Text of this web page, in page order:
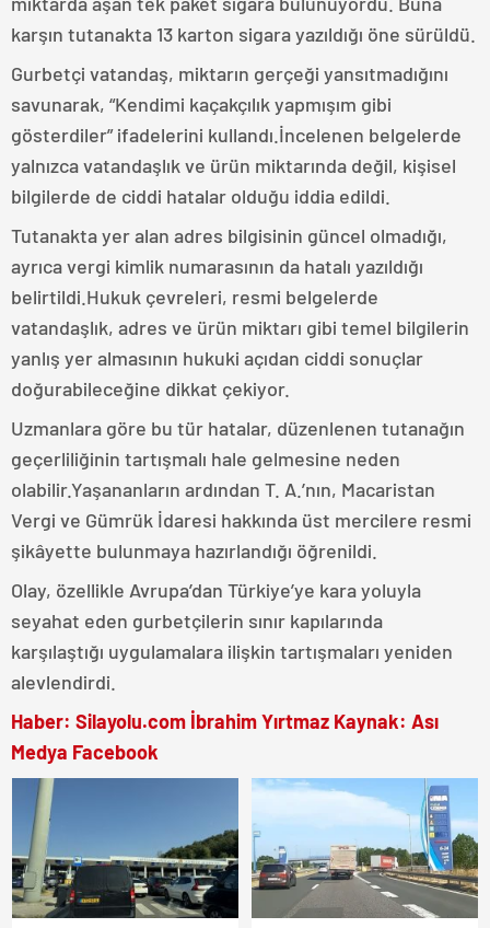
karşın tutanakta 13 karton sigara yazıldığı öne sürüldü.
Gurbetçi vatandaş, miktarın gerçeği yansıtmadığını
savunarak, “Kendimi kaçakçılık yapmışım gibi
gösterdiler” ifadelerini kullandı.İncelenen belgelerde
yalnızca vatandaşlık ve ürün miktarında değil, kişisel
bilgilerde de ciddi hatalar olduğu iddia edildi.
Tutanakta yer alan adres bilgisinin güncel olmadığı,
ayrıca vergi kimlik numarasının da hatalı yazıldığı
belirtildi.Hukuk çevreleri, resmi belgelerde
vatandaşlık, adres ve ürün miktarı gibi temel bilgilerin
yanlış yer almasının hukuki açıdan ciddi sonuçlar
doğurabileceğine dikkat çekiyor.
Uzmanlara göre bu tür hatalar, düzenlenen tutanağın
geçerliliğinin tartışmalı hale gelmesine neden
olabilir.Yaşananların ardından T. A.’nın, Macaristan
Vergi ve Gümrük İdaresi hakkında üst mercilere resmi
şikâyette bulunmaya hazırlandığı öğrenildi.
Olay, özellikle Avrupa’dan Türkiye’ye kara yoluyla
seyahat eden gurbetçilerin sınır kapılarında
karşılaştığı uygulamalara ilişkin tartışmaları yeniden
alevlendirdi.
Haber: Silayolu.com İbrahim Yırtmaz Kaynak: Ası
Medya Facebook